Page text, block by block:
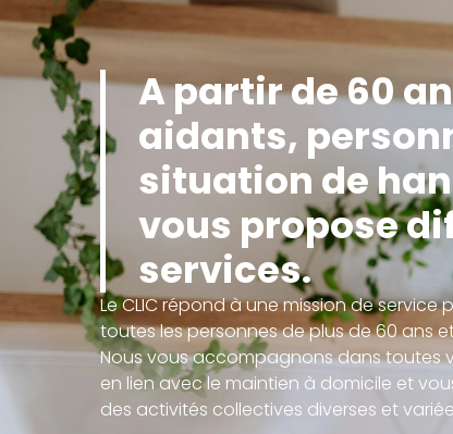
A partir de 60
aidants,
situation de
vous propose
services.
Le CLIC répond à une mission de service
toutes les personnes de plus de 60 ans
Nous vous accompagnons dans toutes
en lien avec le maintien à domicile et
des activités collectives diverses et